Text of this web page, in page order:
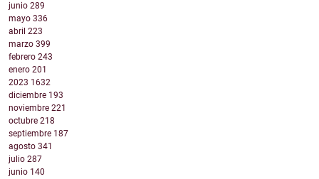
junio 289
mayo 336
abril 223
marzo 399
febrero 243
enero 201
2023 1632
diciembre 193
noviembre 221
octubre 218
septiembre 187
agosto 341
julio 287
junio 140